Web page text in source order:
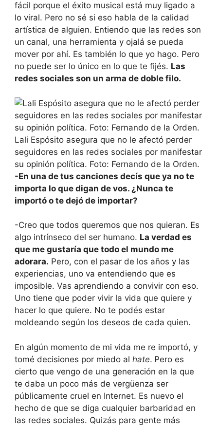
fácil porque el éxito musical está muy ligado a
lo viral. Pero no sé si eso habla de la calidad
artística de alguien. Entiendo que las redes son
un canal, una herramienta y ojalá se pueda
mover por ahí. Es también lo que yo hago. Pero
no puede ser lo único en lo que te fijés. Las
redes sociales son un arma de doble filo.
Lali Espósito asegura que no le afectó perder
seguidores en las redes sociales por manifestar
su opinión política. Foto: Fernando de la Orden.
-En una de tus canciones decís que ya no te
importa lo que digan de vos. ¿Nunca te
importó o te dejó de importar?
-Creo que todos queremos que nos quieran. Es
algo intrínseco del ser humano. La verdad es
que me gustaría que todo el mundo me
adorara. Pero, con el pasar de los años y las
experiencias, uno va entendiendo que es
imposible. Vas aprendiendo a convivir con eso.
Uno tiene que poder vivir la vida que quiere y
hacer lo que quiere. No te podés estar
moldeando según los deseos de cada quien.
En algún momento de mi vida me re importó, y
tomé decisiones por miedo al hate. Pero es
cierto que vengo de una generación en la que
te daba un poco más de vergüenza ser
públicamente cruel en Internet. Es nuevo el
hecho de que se diga cualquier barbaridad en
las redes sociales. Quizás para gente más